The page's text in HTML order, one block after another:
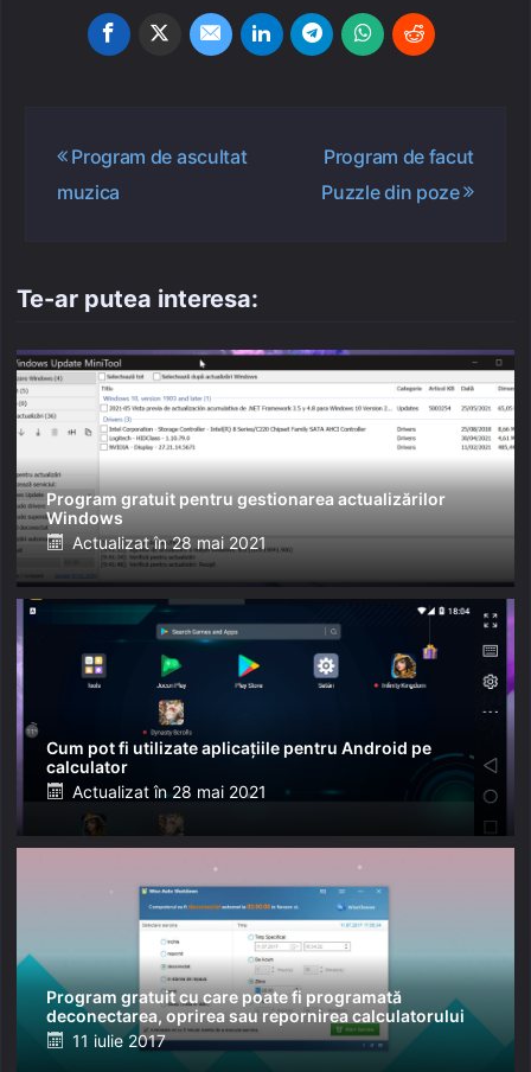
Navigare
articole
Program de ascultat
muzica
Program de facut
Puzzle din poze
Te-ar putea interesa:
Program gratuit pentru gestionarea actualizărilor
Windows
Posted
on
Actualizat în 28 mai 2021
Cum pot fi utilizate aplicațiile pentru Android pe
calculator
Posted
on
Actualizat în 28 mai 2021
Program gratuit cu care poate fi programată
deconectarea, oprirea sau repornirea calculatorului
Posted
11 iulie 2017